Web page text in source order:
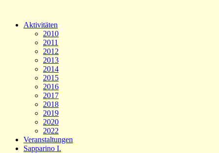
Aktivitäten
2010
2011
2012
2013
2014
2015
2016
2017
2018
2019
2020
2022
Veranstaltungen
Sapparino I.